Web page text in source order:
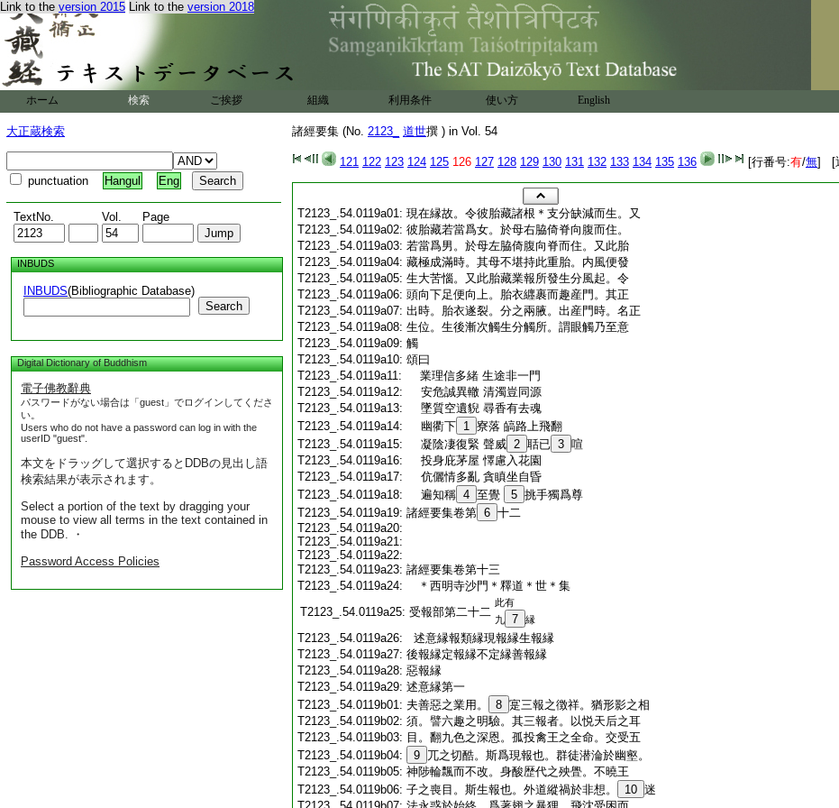
Link to the version 2015 Link to the version 2018
ホーム 検索 ご挨拶 組織 利用条件 使い方 English
大正蔵検索
punctuation Hangul Eng
TextNo. Vol. Page
INBUDS
INBUDS(Bibliographic Database)
Search
Digital Dictionary of Buddhism
電子佛教辭典
パスワードがない場合は「guest」でログインしてくださ
い。
Users who do not have a password can log in with the
userID "guest".
本文をドラッグして選択するとDDBの見出し語
検索結果が表示されます。
Select a portion of the text by dragging your
mouse to view all terms in the text contained in
the DDB. ・
Password Access Policies
諸經要集 (No. 2123_ 道世撰 ) in Vol. 54
121 122 123 124 125 126 127 128 129 130 131 132 133 134 135 136 [行番号:有/無] [
T2123_.54.0119a01: 現在縁故。令彼胎藏諸根＊支分缺減而生。又
T2123_.54.0119a02: 彼胎藏若當爲女。於母右脇倚脊向腹而住。
T2123_.54.0119a03: 若當爲男。於母左脇倚腹向脊而住。又此胎
T2123_.54.0119a04: 藏極成滿時。其母不堪持此重胎。内風便發
T2123_.54.0119a05: 生大苦惱。又此胎藏業報所發生分風起。令
T2123_.54.0119a06: 頭向下足便向上。胎衣纒裹而趣産門。其正
T2123_.54.0119a07: 出時。胎衣遂裂。分之兩腋。出産門時。名正
T2123_.54.0119a08: 生位。生後漸次觸生分觸所。謂眼觸乃至意
T2123_.54.0119a09: 觸
T2123_.54.0119a10: 頌曰
T2123_.54.0119a11:
業理信多緒 生途非一門
T2123_.54.0119a12:
安危誠異轍 清濁豈同源
T2123_.54.0119a13:
墜質空遺貎 尋香有去魂
T2123_.54.0119a14:
幽衢下 1 寮落 皜路上飛翻
T2123_.54.0119a15:
凝陰凄復緊 聲威 2 聒已 3 喧
T2123_.54.0119a16:
投身庇茅屋 懌慮入花園
T2123_.54.0119a17:
伉儷情多亂 貪瞋坐自昏
T2123_.54.0119a18:
遍知稱 4 至覺 5 挑手獨爲尊
T2123_.54.0119a19: 諸經要集卷第 6 十二
T2123_.54.0119a20:
T2123_.54.0119a21:
T2123_.54.0119a22:
T2123_.54.0119a23: 諸經要集卷第十三
T2123_.54.0119a24:
＊西明寺沙門＊釋道＊世＊集
T2123_.54.0119a25: 受報部第二十二
此有
九
7 縁
T2123_.54.0119a26:
述意縁報類縁現報縁生報縁
T2123_.54.0119a27: 後報縁定報縁不定縁善報縁
T2123_.54.0119a28: 惡報縁
T2123_.54.0119a29: 述意縁第一
T2123_.54.0119b01: 夫善惡之業用。 8 寔三報之徴祥。猶形影之相
T2123_.54.0119b02: 須。譬六趣之明驗。其三報者。以悦天后之耳
T2123_.54.0119b03: 目。翻九色之深恩。孤投禽王之全命。交受五
T2123_.54.0119b04:
9 兀之切酷。斯爲現報也。群徒潜淪於幽壑。
T2123_.54.0119b05: 神陟輪飄而不改。身酸歴代之殃舋。不曉王
T2123_.54.0119b06: 子之喪目。斯生報也。外道縱禍於非想。 10 迷